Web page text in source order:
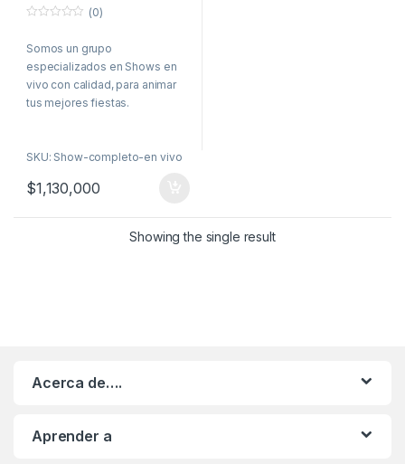
u
o
f
(0)
Somos un grupo
especializados en Shows en
vivo con calidad, para animar
tus mejores fiestas.
SKU: Show-completo-en vivo
$1,130,000
Showing the single result
Acerca de….
Aprender a